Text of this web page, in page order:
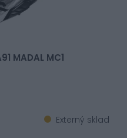
MADAL MC1
Externý sklad